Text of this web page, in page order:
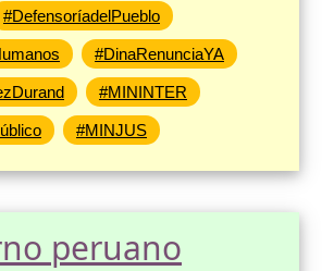
#DefensoríadelPueblo
#DinaRenunciaYA
#MININTER
#MINJUS
peruano